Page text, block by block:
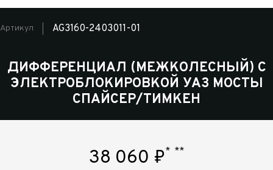
Артикул AG3160-2403011-01
ДИФФЕРЕНЦИАЛ (МЕЖКОЛЕСНЫЙ) С
ЭЛЕКТРОБЛОКИРОВКОЙ УАЗ МОСТЫ
СПАЙСЕР/ТИМКЕН
38 060 ₽* **